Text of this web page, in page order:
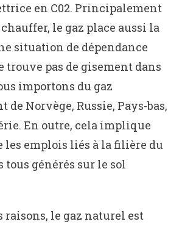
en C02. Principalement
le gaz place aussi la
situation de dépendance
trouve pas de gisement dans
importons du gaz
Norvège, Russie, Pays-bas,
En outre, cela implique
les emplois liés à la filière du
tous générés sur le sol
raisons, le gaz naturel est